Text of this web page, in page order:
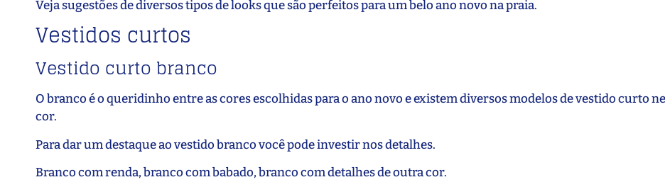
Veja sugestões de diversos tipos de looks que são perfeitos para um belo ano novo na praia.
Vestidos curtos
Vestido curto branco
O branco é o queridinho entre as cores escolhidas para o ano novo e existem diversos modelos de vestido curto
cor.
Para dar um destaque ao vestido branco você pode investir nos detalhes.
Branco com renda, branco com babado, branco com detalhes de outra cor.